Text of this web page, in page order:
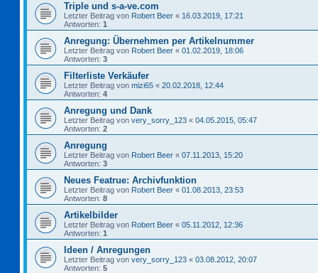
Triple und s-a-ve.com
Letzter Beitrag von Robert Beer « 16.03.2019, 17:21
Antworten: 1
Anregung: Übernehmen per Artikelnummer
Letzter Beitrag von Robert Beer « 01.02.2019, 18:06
Antworten: 3
Filterliste Verkäufer
Letzter Beitrag von mizi65 « 20.02.2018, 12:44
Antworten: 4
Anregung und Dank
Letzter Beitrag von very_sorry_123 « 04.05.2015, 05:47
Antworten: 2
Anregung
Letzter Beitrag von Robert Beer « 07.11.2013, 15:20
Antworten: 3
Neues Featrue: Archivfunktion
Letzter Beitrag von Robert Beer « 01.08.2013, 23:53
Antworten: 8
Artikelbilder
Letzter Beitrag von Robert Beer « 05.11.2012, 12:36
Antworten: 1
Ideen / Anregungen
Letzter Beitrag von very_sorry_123 « 03.08.2012, 20:07
Antworten: 5